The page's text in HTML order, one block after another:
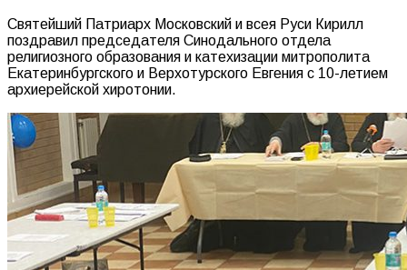
Святейший Патриарх Московский и всея Руси Кирилл
поздравил председателя Синодального отдела
религиозного образования и катехизации митрополита
Екатеринбургского и Верхотурского Евгения с 10-летием
архиерейской хиротонии.